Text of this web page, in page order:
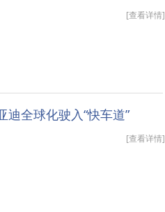
[查看详情]
迪全球化驶入“快车道”
[查看详情]